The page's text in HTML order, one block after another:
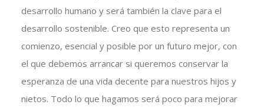
desarrollo humano y será también la clave para el
desarrollo sostenible. Creo que esto representa un
comienzo, esencial y posible por un futuro mejor, con
el que debemos arrancar si queremos conservar la
esperanza de una vida decente para nuestros hijos y
nietos. Todo lo que hagamos será poco para mejorar